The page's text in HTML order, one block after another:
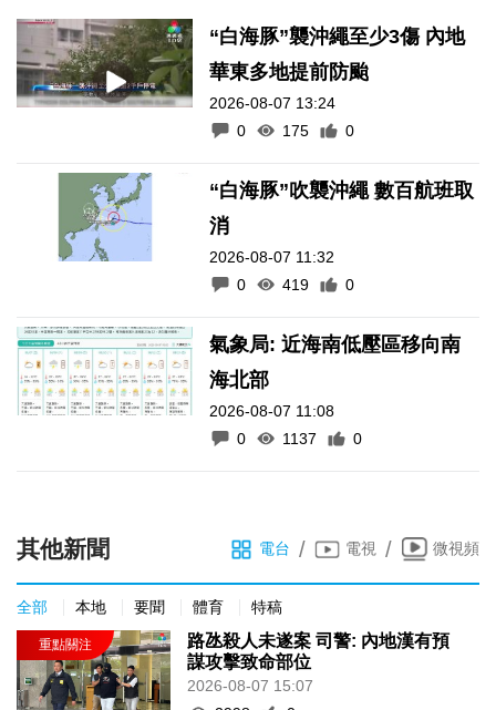
“白海豚”襲沖繩至少3傷 內地
華東多地提前防颱
2026-08-07 13:24
0
175 0
“白海豚”吹襲沖繩 數百航班取
消
2026-08-07 11:32
0
419 0
氣象局: 近海南低壓區移向南
海北部
2026-08-07 11:08
0
1137 0
其他新聞 電台 / 電視 / 微視頻
全部 本地 要聞 體育 特稿
路氹殺人未遂案 司警: 內地漢有預
謀攻擊致命部位
2026-08-07 15:07